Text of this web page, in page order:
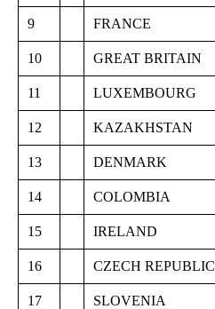
9 FRANCE
10 GREAT BRITAIN
11 LUXEMBOURG
12 KAZAKHSTAN
13 DENMARK
14 COLOMBIA
15 IRELAND
16 CZECH REPUBLIC
17 SLOVENIA